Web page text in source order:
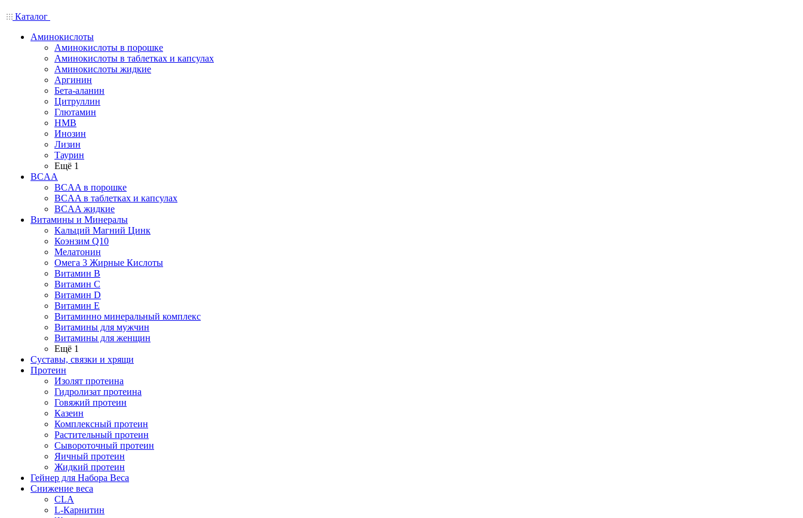
Каталог
Аминокислоты
Аминокислоты в порошке
Аминокислоты в таблетках и капсулах
Аминокислоты жидкие
Аргинин
Бета-аланин
Цитруллин
Глютамин
HMB
Инозин
Лизин
Таурин
Ещё 1
BCAA
BCAA в порошке
BCAA в таблетках и капсулах
BCAA жидкие
Витамины и Минералы
Кальций Магний Цинк
Коэнзим Q10
Мелатонин
Омега 3 Жирные Кислоты
Витамин B
Витамин C
Витамин D
Витамин E
Витаминно минеральный комплекс
Витамины для мужчин
Витамины для женщин
Ещё 1
Суставы, связки и хрящи
Протеин
Изолят протеина
Гидролизат протеина
Говяжий протеин
Казеин
Комплексный протеин
Растительный протеин
Сывороточный протеин
Яичный протеин
Жидкий протеин
Гейнер для Набора Веса
Снижение веса
CLA
L-Карнитин